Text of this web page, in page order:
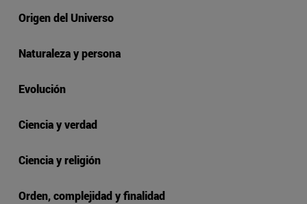
Origen del Universo
Naturaleza y persona
Evolución
Ciencia y verdad
Ciencia y religión
Orden, complejidad y finalidad